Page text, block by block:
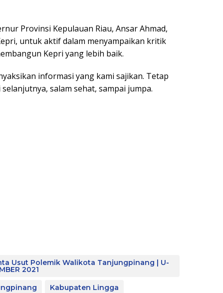
Provinsi Kepulauan Riau, Ansar Ahmad,
untuk aktif dalam menyampaikan kritik
Kepri yang lebih baik.
informasi yang kami sajikan. Tetap
salam sehat, sampai jumpa.
Usut Polemik Walikota Tanjungpinang | U-
2021
Kabupaten Lingga